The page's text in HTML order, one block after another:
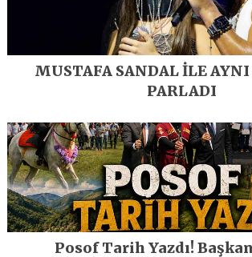
MUSTAFA SANDAL İLE
PARLADI
Posof Tarih Yazdı!